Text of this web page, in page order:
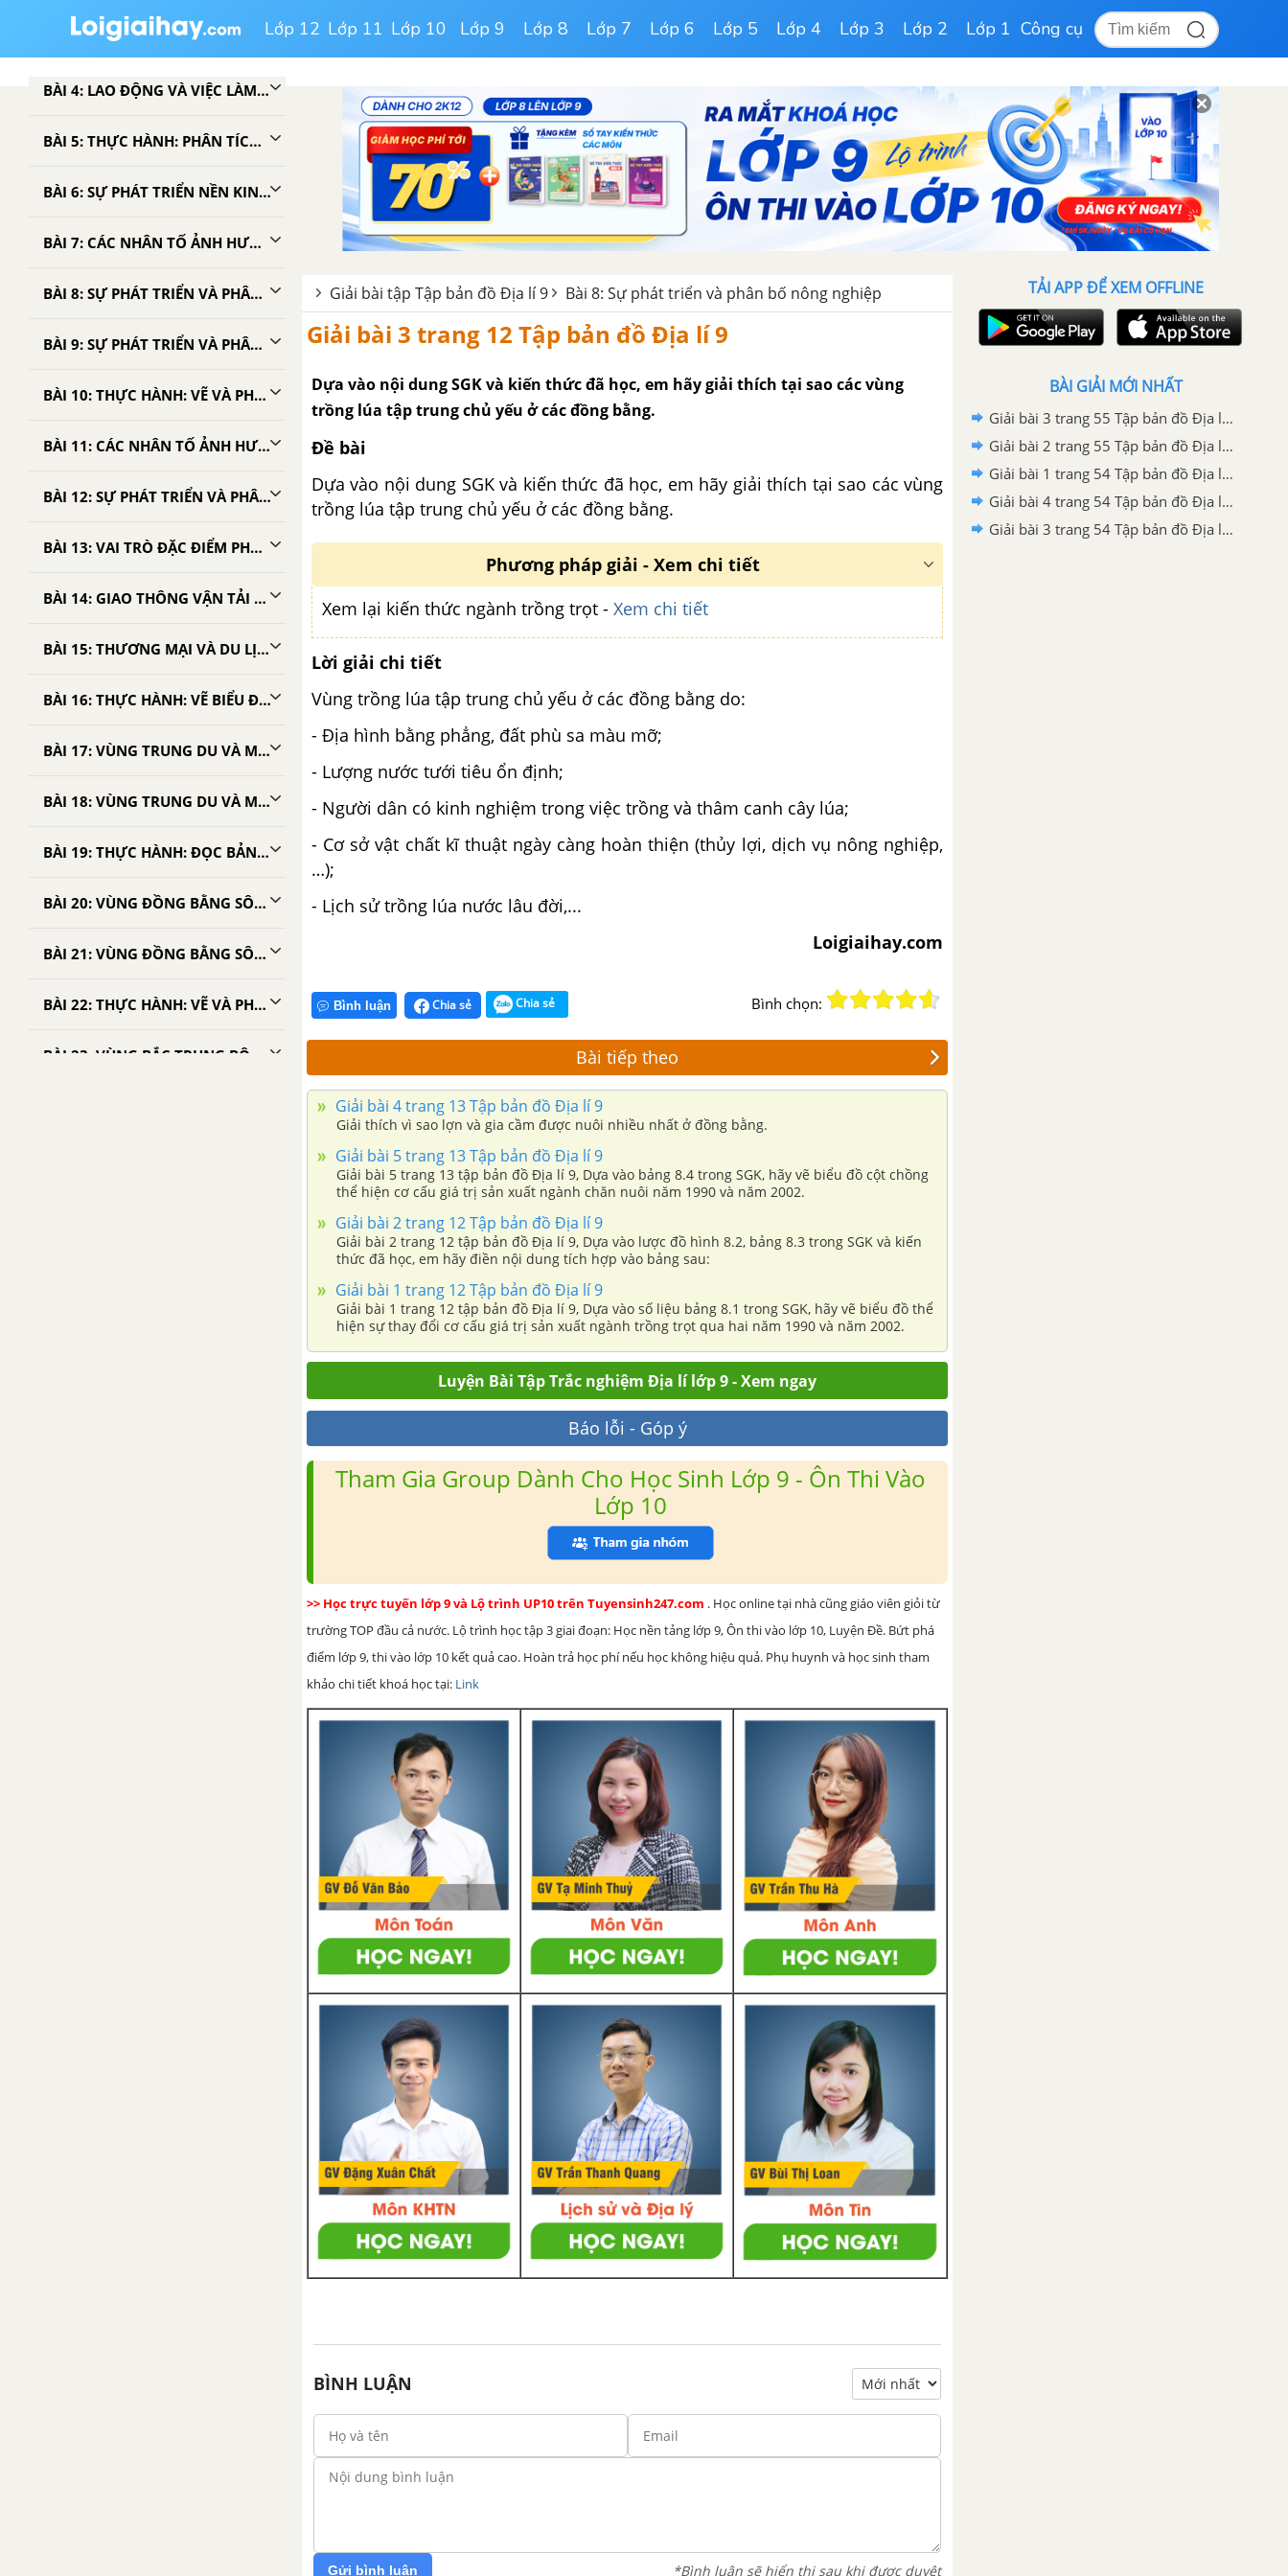
Lớp 12 Lớp 11 Lớp 10 Lớp 9 Lớp 8 Lớp 7 Lớp 6 Lớp 5 Lớp 4 Lớp 3 Lớp 2 Lớp 1 Công cụ
BÀI 4: LAO ĐỘNG VÀ VIỆC LÀM. CHẤT LƯỢNG CUỘC SỐNG
BÀI 5: THỰC HÀNH: PHÂN TÍCH VÀ SO SÁNH THÁP DÂN SỐ NĂM 1989 VÀ NĂM 1999
BÀI 6: SỰ PHÁT TRIỂN NỀN KINH TẾ VIỆT NAM
BÀI 7: CÁC NHÂN TỐ ẢNH HƯỞNG ĐẾN SỰ PHÁT TRIỂN VÀ PHÂN BỐ NÔNG NGHIỆP
BÀI 8: SỰ PHÁT TRIỂN VÀ PHÂN BỐ NÔNG NGHIỆP
BÀI 9: SỰ PHÁT TRIỂN VÀ PHÂN BỐ LÂM NGHIỆP, THỦY SẢN
BÀI 10: THỰC HÀNH: VẼ VÀ PHÂN TÍCH BIỂU ĐỒ VỀ SỰ THAY ĐỔI CƠ CẤU DIỆN TÍCH GIEO TRỒNG PHÂN THEO CÁC LOẠI CÂY, SỰ TĂNG TRƯỞNG ĐÀN GIA SÚC, GIA CẦM
BÀI 11: CÁC NHÂN TỐ ẢNH HƯỞNG ĐẾN SỰ PHÁT TRIỂN VÀ PHÂN BỐ CÔNG NGHIỆP
BÀI 12: SỰ PHÁT TRIỂN VÀ PHÂN BỐ CÔNG NGHIỆP
BÀI 13: VAI TRÒ ĐẶC ĐIỂM PHÁT TRIỂN VÀ PHÂN BỐ CỦA DỊCH VỤ
BÀI 14: GIAO THÔNG VẬN TẢI VÀ BƯU CHÍNH VIỄN THÔNG
BÀI 15: THƯƠNG MẠI VÀ DU LỊCH
BÀI 16: THỰC HÀNH: VẼ BIỂU ĐỒ VỀ SỰ THAY ĐỔI CƠ CẤU KINH TẾ
BÀI 17: VÙNG TRUNG DU VÀ MIỀN NÚI BẮC BỘ
BÀI 18: VÙNG TRUNG DU VÀ MIỀN NÚI BẮC BỘ (TIẾP THEO)
BÀI 19: THỰC HÀNH: ĐỌC BẢN ĐỒ, PHÂN TÍCH VÀ ĐÁNH GIÁ ẢNH HƯỞNG CỦA TÀI NGUYÊN KHOÁNG SẢN ĐỐI VỚI PHÁT TRIỂN CÔNG NGHIỆP Ở TRUNG DU VÀ MIỀN NÚI BẮC BỘ
BÀI 20: VÙNG ĐỒNG BẰNG SÔNG HỒNG
BÀI 21: VÙNG ĐỒNG BẰNG SÔNG HỒNG (TIẾP THEO)
BÀI 22: THỰC HÀNH: VẼ VÀ PHÂN TÍCH BIỂU ĐỒ VỀ MỐI QUAN HỆ GIỮA DÂN SỐ, SẢN LƯỢNG LƯƠNG THỰC VÀ BÌNH QUÂN LƯƠNG THỰC THEO ĐẦU NGƯỜI
BÀI 23: VÙNG BẮC TRUNG BỘ
Giải bài tập Tập bản đồ Địa lí 9 Bài 8: Sự phát triển và phân bố nông nghiệp
Giải bài 3 trang 12 Tập bản đồ Địa lí 9
Dựa vào nội dung SGK và kiến thức đã học, em hãy giải thích tại sao các vùng
trồng lúa tập trung chủ yếu ở các đồng bằng.
Đề bài
Dựa vào nội dung SGK và kiến thức đã học, em hãy giải thích tại sao các vùng
trồng lúa tập trung chủ yếu ở các đồng bằng.
Phương pháp giải - Xem chi tiết
Xem lại kiến thức ngành trồng trọt - Xem chi tiết
Lời giải chi tiết
Vùng trồng lúa tập trung chủ yếu ở các đồng bằng do:
- Địa hình bằng phẳng, đất phù sa màu mỡ;
- Lượng nước tưới tiêu ổn định;
- Người dân có kinh nghiệm trong việc trồng và thâm canh cây lúa;
- Cơ sở vật chất kĩ thuật ngày càng hoàn thiện (thủy lợi, dịch vụ nông nghiệp,
…);
- Lịch sử trồng lúa nước lâu đời,...
Loigiaihay.com
Bình luận Chia sẻ Chia sẻ Bình chọn:
Bài tiếp theo
Giải bài 4 trang 13 Tập bản đồ Địa lí 9
Giải thích vì sao lợn và gia cầm được nuôi nhiều nhất ở đồng bằng.
Giải bài 5 trang 13 Tập bản đồ Địa lí 9
Giải bài 5 trang 13 tập bản đồ Địa lí 9, Dựa vào bảng 8.4 trong SGK, hãy vẽ biểu đồ cột chồng
thể hiện cơ cấu giá trị sản xuất ngành chăn nuôi năm 1990 và năm 2002.
Giải bài 2 trang 12 Tập bản đồ Địa lí 9
Giải bài 2 trang 12 tập bản đồ Địa lí 9, Dựa vào lược đồ hình 8.2, bảng 8.3 trong SGK và kiến
thức đã học, em hãy điền nội dung tích hợp vào bảng sau:
Giải bài 1 trang 12 Tập bản đồ Địa lí 9
Giải bài 1 trang 12 tập bản đồ Địa lí 9, Dựa vào số liệu bảng 8.1 trong SGK, hãy vẽ biểu đồ thể
hiện sự thay đổi cơ cấu giá trị sản xuất ngành trồng trọt qua hai năm 1990 và năm 2002.
Luyện Bài Tập Trắc nghiệm Địa lí lớp 9 - Xem ngay
Báo lỗi - Góp ý
Tham Gia Group Dành Cho Học Sinh Lớp 9 - Ôn Thi Vào
Lớp 10
>> Học trực tuyến lớp 9 và Lộ trình UP10 trên Tuyensinh247.com . Học online tại nhà cũng giáo viên giỏi từ
trường TOP đầu cả nước. Lộ trình học tập 3 giai đoạn: Học nền tảng lớp 9, Ôn thi vào lớp 10, Luyện Đề. Bứt phá
điểm lớp 9, thi vào lớp 10 kết quả cao. Hoàn trả học phí nếu học không hiệu quả. Phụ huynh và học sinh tham
khảo chi tiết khoá học tại: Link
BÌNH LUẬN
Gửi bình luận *Bình luận sẽ hiển thị sau khi được duyệt
TẢI APP ĐỂ XEM OFFLINE
BÀI GIẢI MỚI NHẤT
Giải bài 3 trang 55 Tập bản đồ Địa lí 9
Giải bài 2 trang 55 Tập bản đồ Địa lí 9
Giải bài 1 trang 54 Tập bản đồ Địa lí 9
Giải bài 4 trang 54 Tập bản đồ Địa lí 9
Giải bài 3 trang 54 Tập bản đồ Địa lí 9